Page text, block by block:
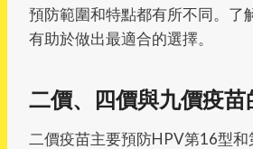
預防範圍和特點都有所不同。了
有助於做出最適合的選擇。
二價、四價與九價疫苗
二價疫苗主要預防HPV第16型